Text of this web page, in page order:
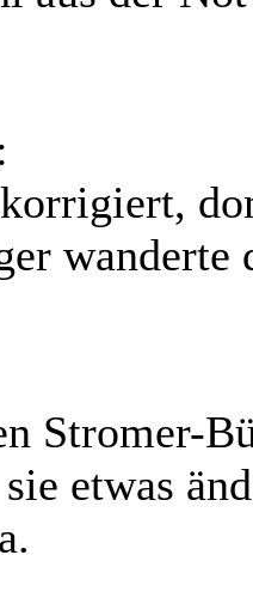
wanderte
Stromer-
etwas